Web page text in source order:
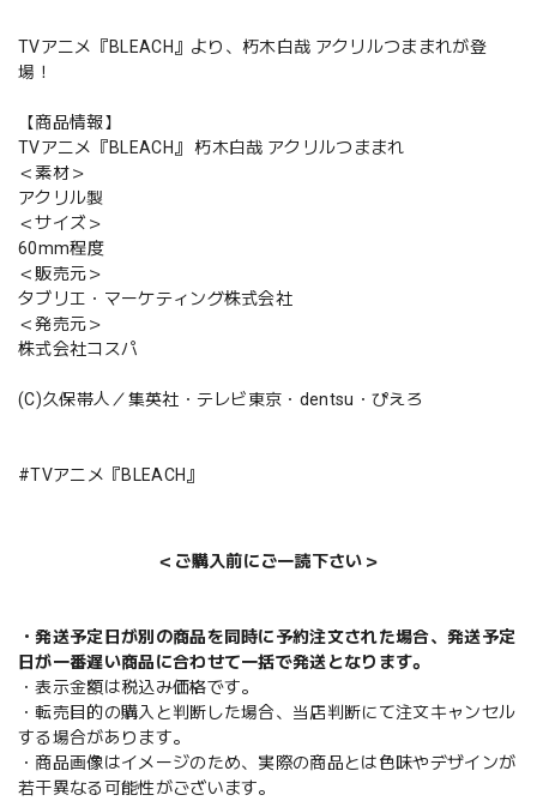
TVアニメ『BLEACH』より、朽木白哉 アクリルつままれが登
場！
【商品情報】
TVアニメ『BLEACH』 朽木白哉 アクリルつままれ
＜素材＞
アクリル製
＜サイズ＞
60mm程度
＜販売元＞
タブリエ・マーケティング株式会社
＜発売元＞
株式会社コスパ
(C)久保帯人／集英社・テレビ東京・dentsu・ぴえろ
#TVアニメ『BLEACH』
＜ご購入前にご一読下さい＞
・発送予定日が別の商品を同時に予約注文された場合、発送予定
日が一番遅い商品に合わせて一括で発送となります。
・表示金額は税込み価格です。
・転売目的の購入と判断した場合、当店判断にて注文キャンセル
する場合があります。
・商品画像はイメージのため、実際の商品とは色味やデザインが
若干異なる可能性がございます。